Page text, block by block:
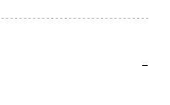
-